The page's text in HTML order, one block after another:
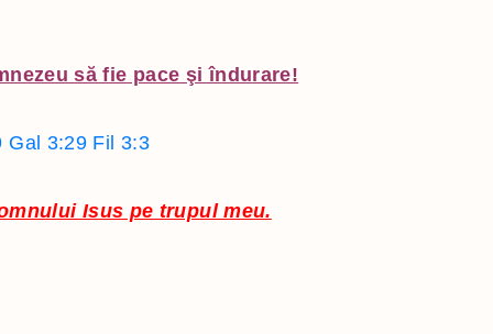
să fie pace şi îndurare!
Gal 3:29 Fil 3:3
Isus pe trupul meu.